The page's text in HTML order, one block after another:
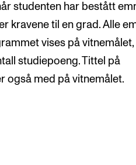
studenten har bestått
kravene til en grad. Alle
vises på vitnemålet,
studiepoeng. Tittel på
også med på vitnemålet.